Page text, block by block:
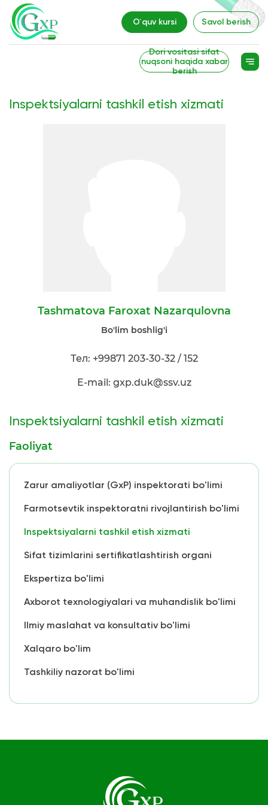
O`quv kursi Savol berish
Dori vositasi sifat
nuqsoni haqida xabar
berish
Inspektsiyalarni tashkil etish xizmati
Tashmatova Faroxat Nazarqulovna
Bo'lim boshlig'i
Тел: +99871 203-30-32 / 152
E-mail: gxp.duk@ssv.uz
Inspektsiyalarni tashkil etish xizmati
Faoliyat
Zarur amaliyotlar (GxP) inspektorati bo'limi
Farmotsevtik inspektoratni rivojlantirish bo'limi
Inspektsiyalarni tashkil etish xizmati
Sifat tizimlarini sertifikatlashtirish organi
Ekspertiza bo'limi
Axborot texnologiyalari va muhandislik bo'limi
Ilmiy maslahat va konsultativ bo'limi
Xalqaro bo'lim
Tashkiliy nazorat bo'limi